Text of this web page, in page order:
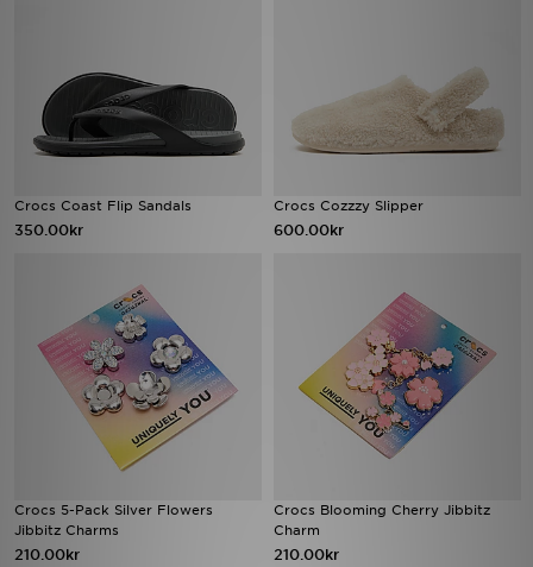
Crocs Coast Flip Sandals
350.00kr
Crocs Cozzzy Slipper
600.00kr
Crocs 5-Pack Silver Flowers
Jibbitz Charms
210.00kr
Crocs Blooming Cherry Jibbitz
Charm
210.00kr